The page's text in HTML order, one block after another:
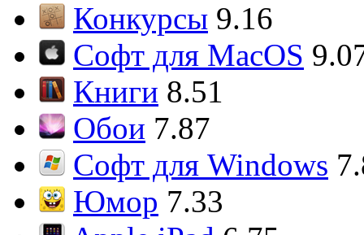
Конкурсы 9.16
Софт для MacOS
Книги 8.51
Обои 7.87
Софт для Windows
Юмор 7.33